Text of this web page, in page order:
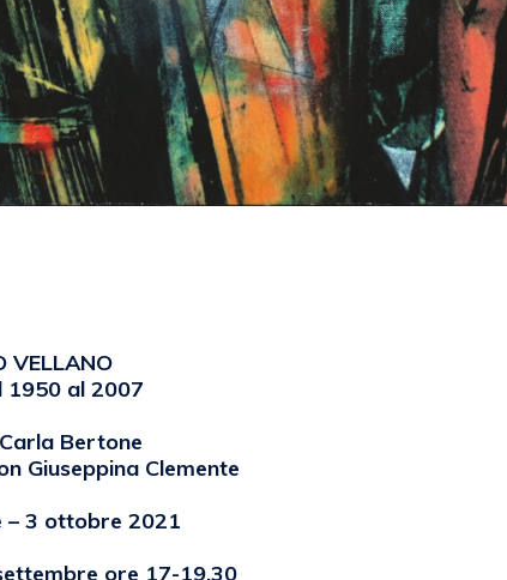
VELLANO
1950 al 2007
Bertone
Giuseppina Clemente
– 3 ottobre 2021
ore 17-19.30